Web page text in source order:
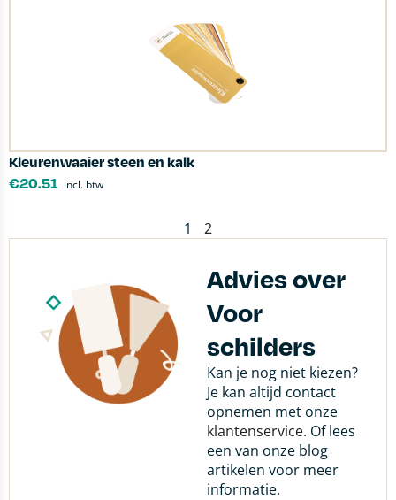
Kleurenwaaier steen en kalk
€20.51 incl. btw
1 2
Advies over
Voor
schilders
Kan je nog niet kiezen?
Je kan altijd contact
opnemen met onze
klantenservice. Of lees
een van onze blog
artikelen voor meer
informatie.